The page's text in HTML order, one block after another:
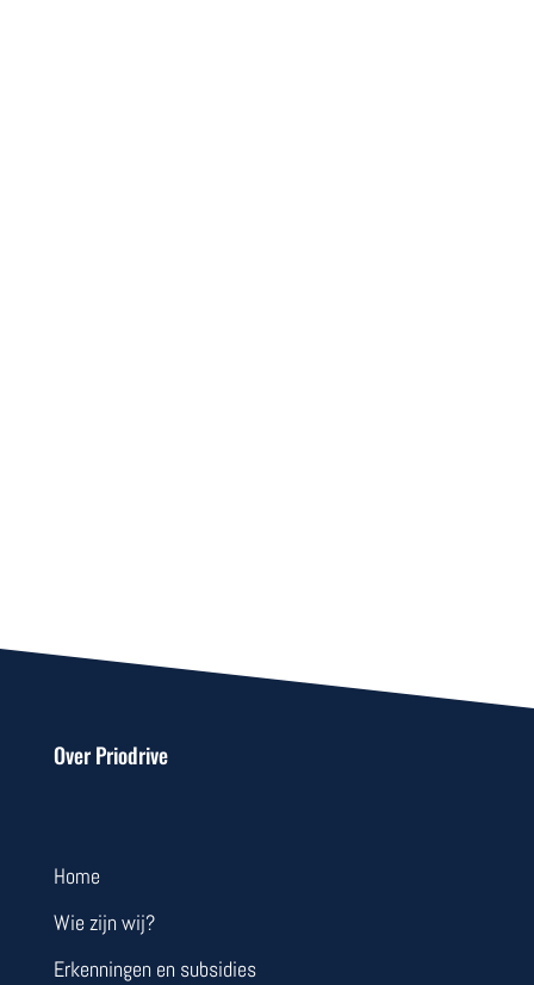
Over Priodrive
Home
Wie zijn wij?
Erkenningen en subsidies